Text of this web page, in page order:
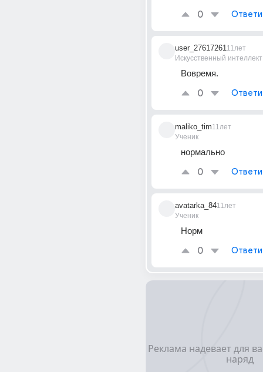
0
user_27617261
Искусственный интеллект
11лет
Вовремя.
0
maliko_tim
Ученик
11лет
нормально
0
avatarka_84
Ученик
11лет
Норм
0